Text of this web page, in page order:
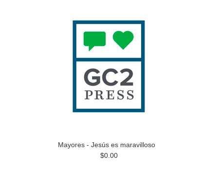
Mayores - Jesús es maravilloso
$0.00